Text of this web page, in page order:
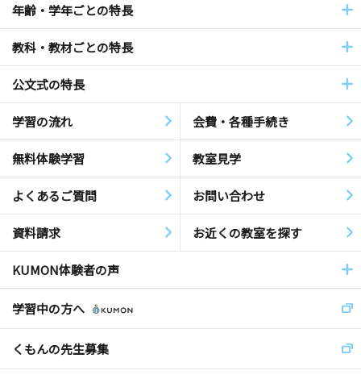
年齢・学年ごとの特長
教科・教材ごとの特長
公文式の特長
学習の流れ 会費・各種手続き
無料体験学習 教室見学
よくあるご質問 お問い合わせ
資料請求 お近くの教室を探す
KUMON体験者の声
学習中の方へ
くもんの先生募集